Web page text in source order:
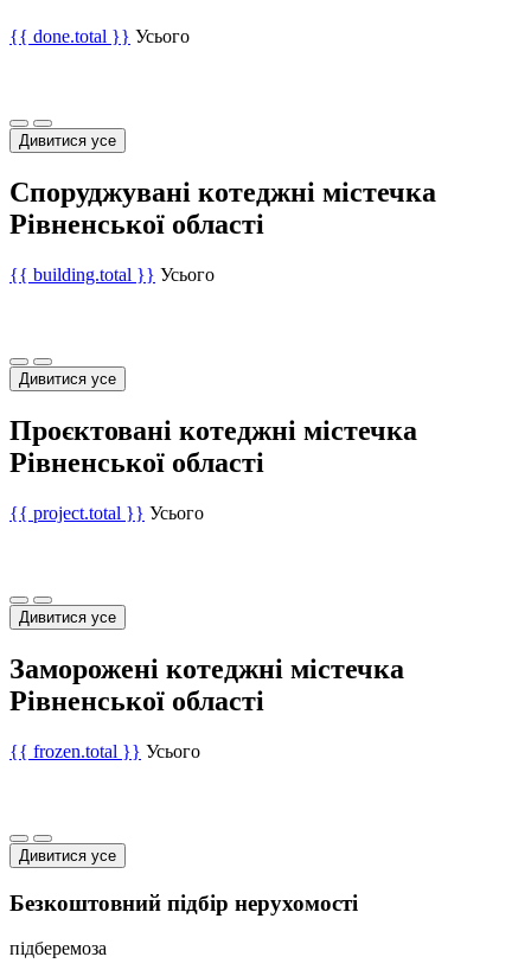
{{ done.total }} Усього
Дивитися усе
Споруджувані котеджні містечка
Рівненської області
{{ building.total }} Усього
Дивитися усе
Проєктовані котеджні містечка
Рівненської області
{{ project.total }} Усього
Дивитися усе
Заморожені котеджні містечка
Рівненської області
{{ frozen.total }} Усього
Дивитися усе
Безкоштовний підбір нерухомості
підберемоза